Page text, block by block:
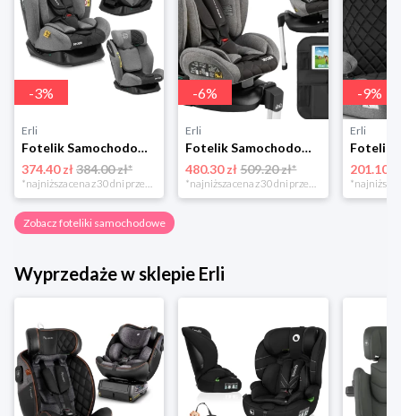
-3%
Erli
Fotelik Samochodowy Dziecięcy Podróżny 40-150cm Sesttino Secure Pro 0-36kg
374.40 zł384.00 zł*
*najniższa cena z 30 dni przed obniżką
-6%
Erli
Fotelik Samochodowy Sesttino i-Size 40-150 cm Obrotowy 360° 0-36 kg ISOFIX
480.30 zł 509.20 zł*
*najniższa cena z 30 dni przed obniżką
-9%
Erli
201.10 zł
Zobacz foteliki samochodowe
Wyprzedaże w sklepie Erli